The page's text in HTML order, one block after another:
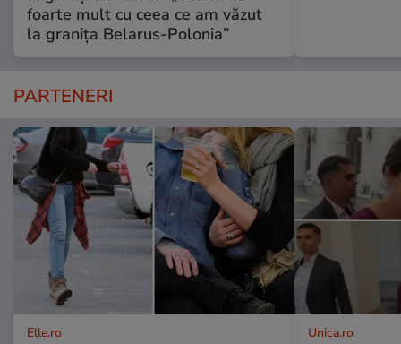
foarte mult cu ceea ce am văzut
la granița Belarus-Polonia”
PARTENERI
Elle.ro Unica.ro